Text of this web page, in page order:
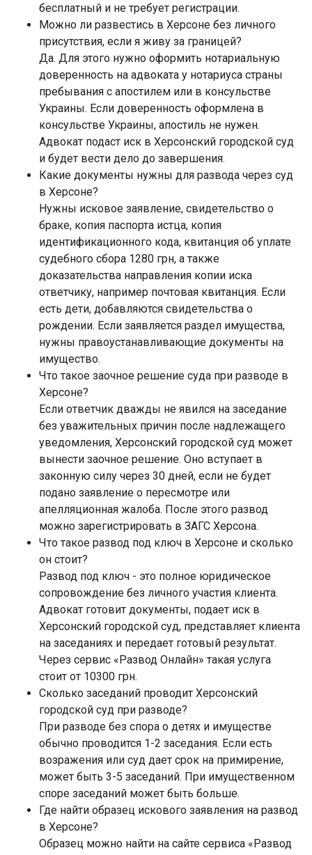
бесплатный и не требует регистрации.
Можно ли развестись в Херсоне без личного
присутствия, если я живу за границей?
Да. Для этого нужно оформить нотариальную
доверенность на адвоката у нотариуса страны
пребывания с апостилем или в консульстве
Украины. Если доверенность оформлена в
консульстве Украины, апостиль не нужен.
Адвокат подаст иск в Херсонский городской суд
и будет вести дело до завершения.
Какие документы нужны для развода через суд
в Херсоне?
Нужны исковое заявление, свидетельство о
браке, копия паспорта истца, копия
идентификационного кода, квитанция об уплате
судебного сбора 1280 грн, а также
доказательства направления копии иска
ответчику, например почтовая квитанция. Если
есть дети, добавляются свидетельства о
рождении. Если заявляется раздел имущества,
нужны правоустанавливающие документы на
имущество.
Что такое заочное решение суда при разводе в
Херсоне?
Если ответчик дважды не явился на заседание
без уважительных причин после надлежащего
уведомления, Херсонский городской суд может
вынести заочное решение. Оно вступает в
законную силу через 30 дней, если не будет
подано заявление о пересмотре или
апелляционная жалоба. После этого развод
можно зарегистрировать в ЗАГС Херсона.
Что такое развод под ключ в Херсоне и сколько
он стоит?
Развод под ключ - это полное юридическое
сопровождение без личного участия клиента.
Адвокат готовит документы, подает иск в
Херсонский городской суд, представляет клиента
на заседаниях и передает готовый результат.
Через сервис «Развод Онлайн» такая услуга
стоит от 10300 грн.
Сколько заседаний проводит Херсонский
городской суд при разводе?
При разводе без спора о детях и имуществе
обычно проводится 1-2 заседания. Если есть
возражения или суд дает срок на примирение,
может быть 3-5 заседаний. При имущественном
споре заседаний может быть больше.
Где найти образец искового заявления на развод
в Херсоне?
Образец можно найти на сайте сервиса «Развод